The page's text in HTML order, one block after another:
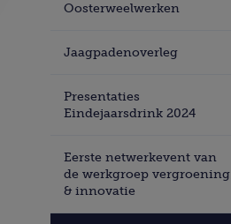
Oosterweelwerken
Jaagpadenoverleg
Presentaties
Eindejaarsdrink 2024
Eerste netwerkevent van
de werkgroep vergroening
& innovatie